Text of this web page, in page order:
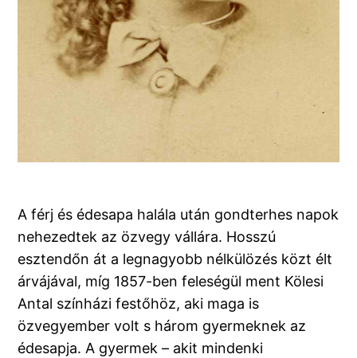
A férj és édesapa halála után gondterhes napok
nehezedtek az özvegy vállára. Hosszú
esztendőn át a legnagyobb nélkülözés közt élt
árvájával, míg 1857-ben feleségül ment Kölesi
Antal színházi festőhöz, aki maga is
özvegyember volt s három gyermeknek az
édesapja. A gyermek – akit mindenki